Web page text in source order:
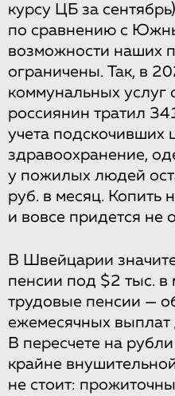
курсу ЦБ за
по сравнению с
возможности наших
ограничены. Так, в
коммунальных услуг
россиянин тратил
учета подскочивших
здравоохранение,
у пожилых людей
руб. в месяц. Копить
и вовсе придется не
В Швейцарии
пенсии под $2 тыс.
трудовые пенсии —
ежемесячных
В пересчете на
крайне
не стоит: